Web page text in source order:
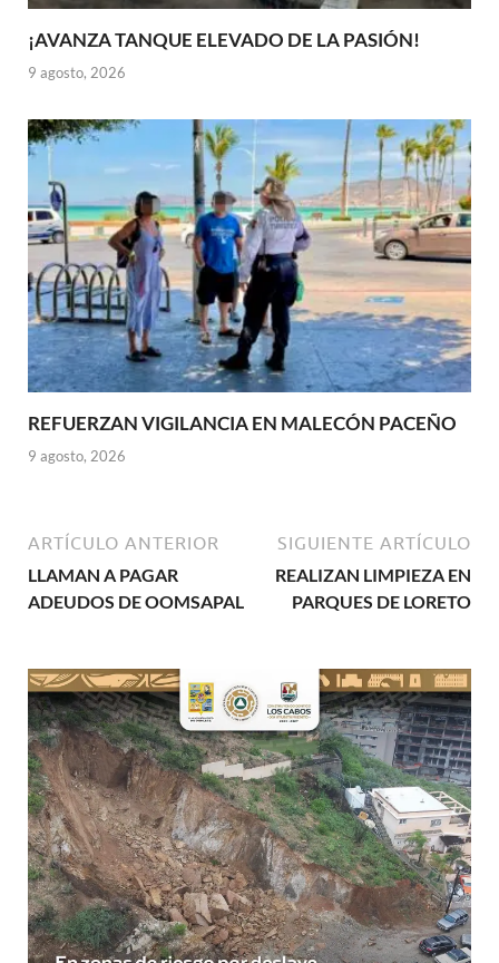
¡AVANZA TANQUE ELEVADO DE LA PASIÓN!
9 agosto, 2026
REFUERZAN VIGILANCIA EN MALECÓN PACEÑO
9 agosto, 2026
ARTÍCULO ANTERIOR
LLAMAN A PAGAR
ADEUDOS DE OOMSAPAL
SIGUIENTE ARTÍCULO
REALIZAN LIMPIEZA EN
PARQUES DE LORETO